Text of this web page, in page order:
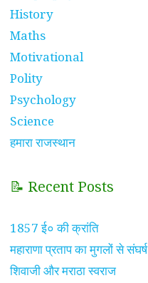
History
Maths
Motivational
Polity
Psychology
Science
हमारा राजस्थान
📝 Recent Posts
1857 ई० की क्रांति
महाराणा प्रताप का मुगलों से संघर्ष
शिवाजी और मराठा स्वराज